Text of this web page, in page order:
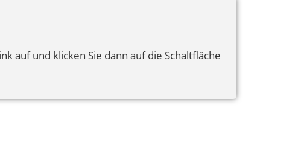
auf und klicken Sie dann auf die Schaltfläche